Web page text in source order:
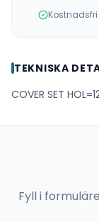
Kostnadsfri
TEKNISKA
COVER SET
Fyll i